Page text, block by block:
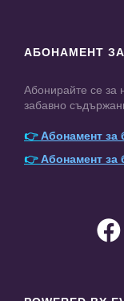
АБОНАМЕНТ
Абонирайте се за
забавно
👉Абонамент за
👉Абонамент за
